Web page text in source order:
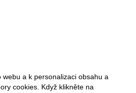
a k personalizaci obsahu a
cookies. Když klikněte na